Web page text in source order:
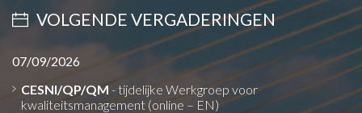
VOLGENDE VERGADERINGEN
07/09/2026
CESNI/QP/QM - tijdelijke Werkgroep voor
kwaliteitsmanagement (online – EN)